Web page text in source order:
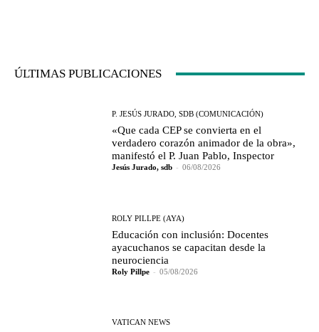
ÚLTIMAS PUBLICACIONES
P. JESÚS JURADO, SDB (COMUNICACIÓN)
«Que cada CEP se convierta en el
verdadero corazón animador de la obra»,
manifestó el P. Juan Pablo, Inspector
Jesús Jurado, sdb - 06/08/2026
ROLY PILLPE (AYA)
Educación con inclusión: Docentes
ayacuchanos se capacitan desde la
neurociencia
Roly Pillpe - 05/08/2026
VATICAN NEWS